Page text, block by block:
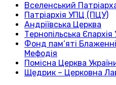
Вселенський
Патріархія УПЦ (ПЦУ)
Андріївська Церква
Тернопільська
Фонд пам’яті
Мефодія
Помісна Церква
Щедрик – Церковна